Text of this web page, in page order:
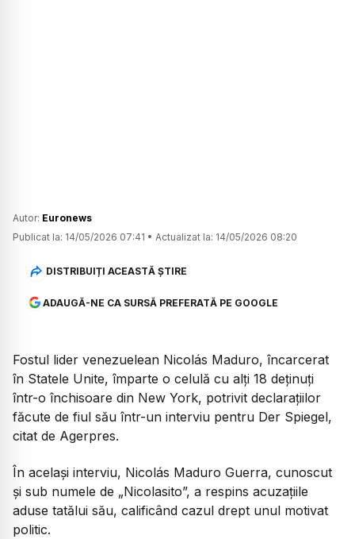
Autor: Euronews
Publicat la: 14/05/2026 07:41 • Actualizat la: 14/05/2026 08:20
DISTRIBUIȚI ACEASTĂ ȘTIRE
ADAUGĂ-NE CA SURSĂ PREFERATĂ PE GOOGLE
Fostul lider venezuelean Nicolás Maduro, încarcerat
în Statele Unite, împarte o celulă cu alți 18 deținuți
într-o închisoare din New York, potrivit declarațiilor
făcute de fiul său într-un interviu pentru Der Spiegel,
citat de Agerpres.
În același interviu, Nicolás Maduro Guerra, cunoscut
și sub numele de „Nicolasito”, a respins acuzațiile
aduse tatălui său, calificând cazul drept unul motivat
politic.